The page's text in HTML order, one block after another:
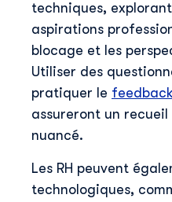
techniques,
aspirations
blocage et les
Utiliser des
pratiquer le
assureront un
nuancé.
Les RH peuvent
technologiques,